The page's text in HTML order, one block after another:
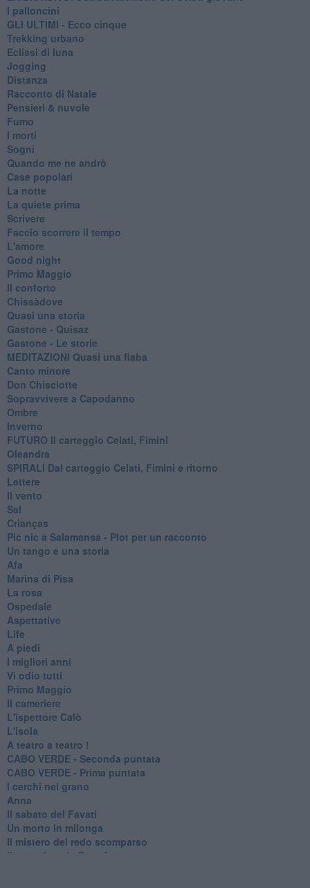
I palloncini
GLI ULTIMI - Ecco cinque
Trekking urbano
Eclissi di luna
Jogging
Distanza
Racconto di Natale
Pensieri & nuvole
Fumo
I morti
Sogni
Quando me ne andrò
Case popolari
La notte
La quiete prima
Scrivere
Faccio scorrere il tempo
L'amore
Good night
Primo Maggio
Il conforto
Chissàdove
Quasi una storia
Gastone - Quisaz
Gastone - Le storie
MEDITAZIONI Quasi una fiaba
Canto minore
Don Chisciotte
Sopravvivere a Capodanno
Ombre
Inverno
FUTURO Il carteggio Celati, Fimini
Oleandra
SPIRALI Dal carteggio Celati, Fimini e ritorno
Lettere
Il vento
Sal
Crianças
Pic nic a Salamansa - Plot per un racconto
Un tango e una storia
Afa
Marina di Pisa
La rosa
Ospedale
Aspettative
Life
A piedi
I migliori anni
Vi odio tutti
Primo Maggio
Il cameriere
L'ispettore Calò
L'isola
A teatro a teatro !
CABO VERDE - Seconda puntata
CABO VERDE - Prima puntata
I cerchi nel grano
Anna
Il sabato del Favati
Un morto in milonga
Il mistero del redo scomparso
Il commissario Favati